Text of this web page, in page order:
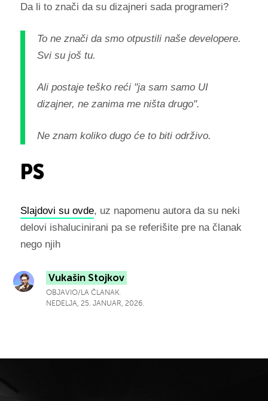
Da li to znači da su dizajneri sada programeri?
To ne znači da smo otpustili naše developere.
Svi su još tu.
Ali postaje teško reći "ja sam samo UI
dizajner, ne zanima me ništa drugo".
Ne znam koliko dugo će to biti održivo.
PS
Slajdovi su ovde, uz napomenu autora da su neki
delovi ishalucinirani pa se referišite pre na članak
nego njih
Vukašin Stojkov
OBJAVIO/LA ČLANAK.
NEDELJA, 25. JANUAR, 2026.